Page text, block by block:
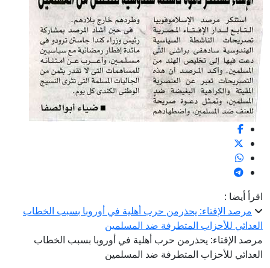
اقرأ أيضا :
مرصد الإفتاء: يحذرمن حرب أهلية في أوروبا بسبب الخطاب
العدائي للأحزاب المتطرفة ضد المسلمين
مرصد الإفتاء: يحذرمن حرب أهلية في أوروبا بسبب الخطاب
العدائي للأحزاب المتطرفة ضد المسلمين